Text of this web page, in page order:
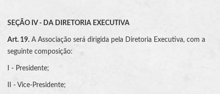
SEÇÃO IV - DA DIRETORIA EXECUTIVA
Art. 19. A Associação será dirigida pela Diretoria Executiva, com a
seguinte composição:
I - Presidente;
II - Vice-Presidente;